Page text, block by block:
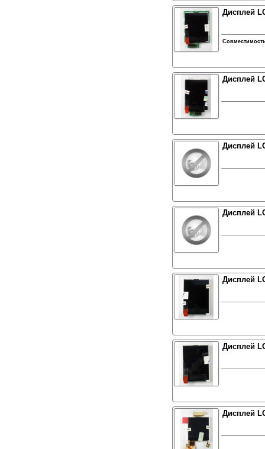
Дисплей
Дисплей
Дисплей
Дисплей
Дисплей
Дисплей
Дисплей